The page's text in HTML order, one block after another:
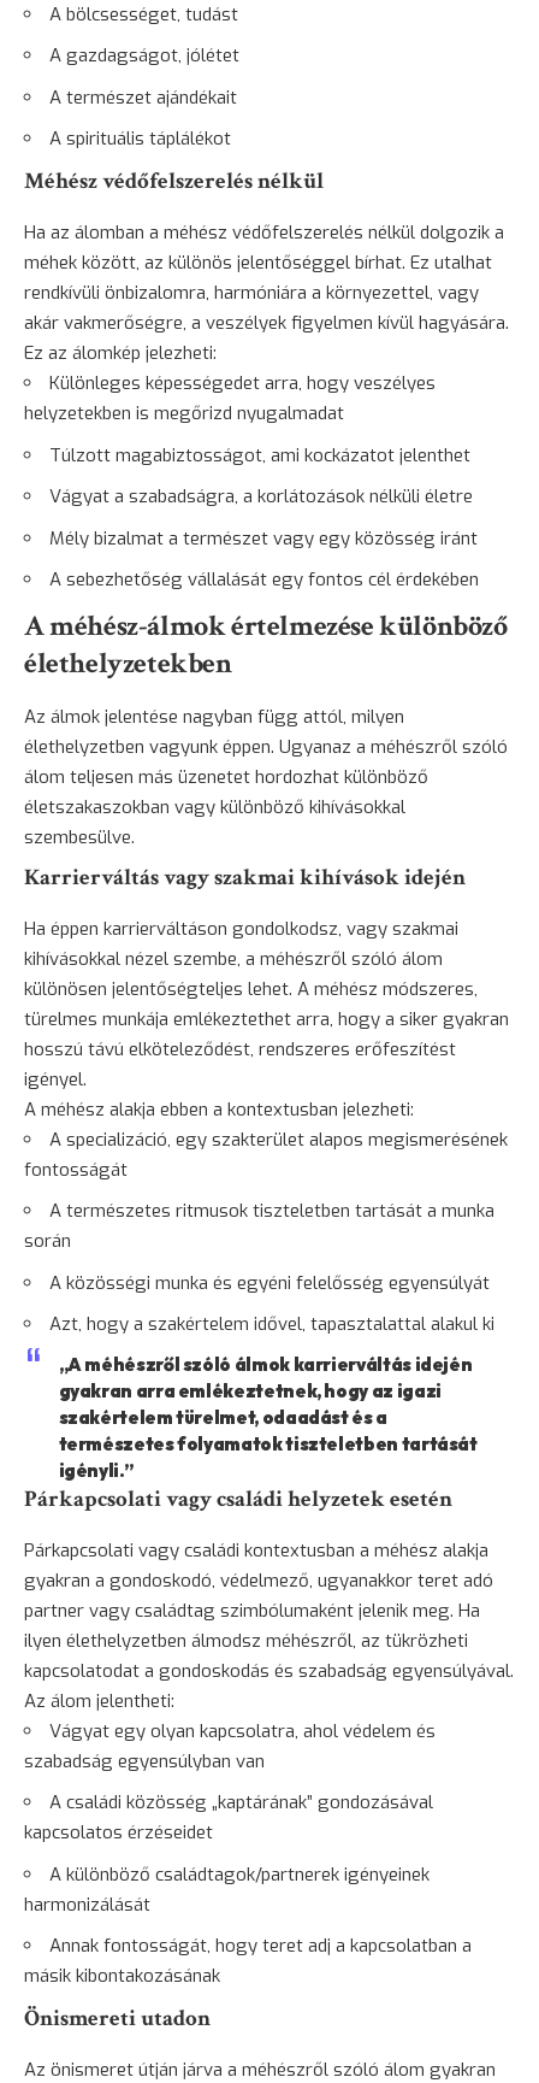
A bölcsességet, tudást
A gazdagságot, jólétet
A természet ajándékait
A spirituális táplálékot
Méhész védőfelszerelés nélkül
Ha az álomban a méhész védőfelszerelés nélkül dolgozik a
méhek között, az különös jelentőséggel bírhat. Ez utalhat
rendkívüli önbizalomra, harmóniára a környezettel, vagy
akár vakmerőségre, a veszélyek figyelmen kívül hagyására.
Ez az álomkép jelezheti:
Különleges képességedet arra, hogy veszélyes
helyzetekben is megőrizd nyugalmadat
Túlzott magabiztosságot, ami kockázatot jelenthet
Vágyat a szabadságra, a korlátozások nélküli életre
Mély bizalmat a természet vagy egy közösség iránt
A sebezhetőség vállalását egy fontos cél érdekében
A méhész-álmok értelmezése különböző
élethelyzetekben
Az álmok jelentése nagyban függ attól, milyen
élethelyzetben vagyunk éppen. Ugyanaz a méhészről szóló
álom teljesen más üzenetet hordozhat különböző
életszakaszokban vagy különböző kihívásokkal
szembesülve.
Karrierváltás vagy szakmai kihívások idején
Ha éppen karrierváltáson gondolkodsz, vagy szakmai
kihívásokkal nézel szembe, a méhészről szóló álom
különösen jelentőségteljes lehet. A méhész módszeres,
türelmes munkája emlékeztethet arra, hogy a siker gyakran
hosszú távú elköteleződést, rendszeres erőfeszítést
igényel.
A méhész alakja ebben a kontextusban jelezheti:
A specializáció, egy szakterület alapos megismerésének
fontosságát
A természetes ritmusok tiszteletben tartását a munka
során
A közösségi munka és egyéni felelősség egyensúlyát
Azt, hogy a szakértelem idővel, tapasztalattal alakul ki
„A méhészről szóló álmok karrierváltás idején
gyakran arra emlékeztetnek, hogy az igazi
szakértelem türelmet, odaadást és a
természetes folyamatok tiszteletben tartását
igényli.”
Párkapcsolati vagy családi helyzetek esetén
Párkapcsolati vagy családi kontextusban a méhész alakja
gyakran a gondoskodó, védelmező, ugyanakkor teret adó
partner vagy családtag szimbólumaként jelenik meg. Ha
ilyen élethelyzetben álmodsz méhészről, az tükrözheti
kapcsolatodat a gondoskodás és szabadság egyensúlyával.
Az álom jelentheti:
Vágyat egy olyan kapcsolatra, ahol védelem és
szabadság egyensúlyban van
A családi közösség „kaptárának” gondozásával
kapcsolatos érzéseidet
A különböző családtagok/partnerek igényeinek
harmonizálását
Annak fontosságát, hogy teret adj a kapcsolatban a
másik kibontakozásának
Önismereti utadon
Az önismeret útján járva a méhészről szóló álom gyakran